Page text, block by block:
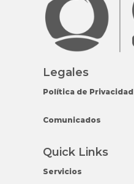
Legales
Política de Privacidad
Comunicados
Quick Links
Servicios